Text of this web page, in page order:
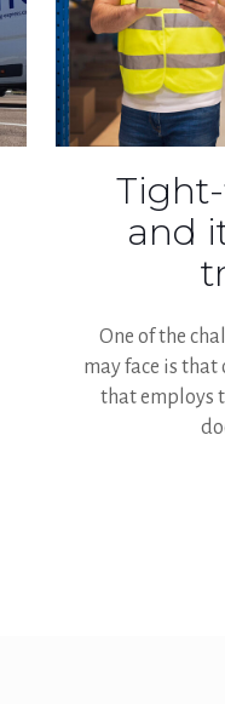
and
One of the
may face is
that employs